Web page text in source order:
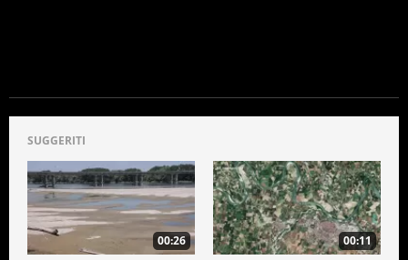
SUGGERITI
00:26 00:11